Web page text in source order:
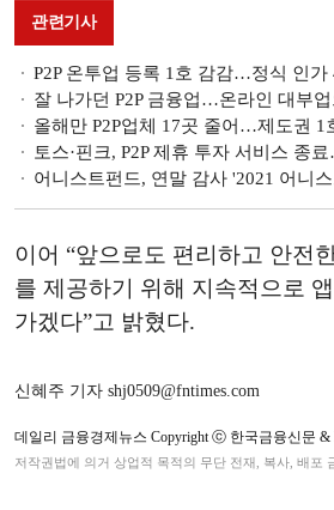
관련기사
P2P 온투업 등록 1호 감감…정식 인가
잘 나가던 P2P 금융업…온라인 대부
올해만 P2P업체 17곳 줄어…제도권 1호
토스·핀크, P2P 제휴 투자 서비스 종료
어니스트펀드, 연말 감사 '2021 어니
이어 “앞으로도 편리하고 안전
를 제공하기 위해 지속적으로
가겠다”고 밝혔다.
신혜주 기자 shj0509@fntimes.com
데일리 금융경제뉴스 Copyright ⓒ 한국금융신문 &
저작권법에 의거 상업적 목적의 무단 전재, 복사, 배포